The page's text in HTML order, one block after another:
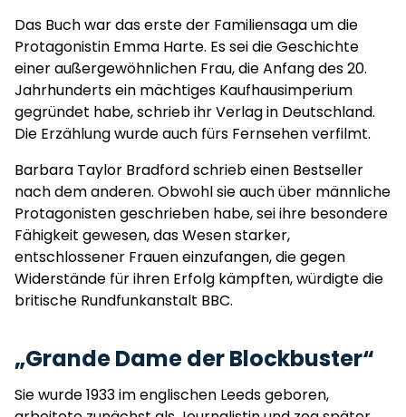
Das Buch war das erste der Familiensaga um die
Protagonistin Emma Harte. Es sei die Geschichte
einer außergewöhnlichen Frau, die Anfang des 20.
Jahrhunderts ein mächtiges Kaufhausimperium
gegründet habe, schrieb ihr Verlag in Deutschland.
Die Erzählung wurde auch fürs Fernsehen verfilmt.
Barbara Taylor Bradford schrieb einen Bestseller
nach dem anderen. Obwohl sie auch über männliche
Protagonisten geschrieben habe, sei ihre besondere
Fähigkeit gewesen, das Wesen starker,
entschlossener Frauen einzufangen, die gegen
Widerstände für ihren Erfolg kämpften, würdigte die
britische Rundfunkanstalt BBC.
„Grande Dame der Blockbuster“
Sie wurde 1933 im englischen Leeds geboren,